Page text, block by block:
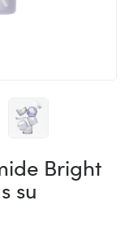
Bright
su